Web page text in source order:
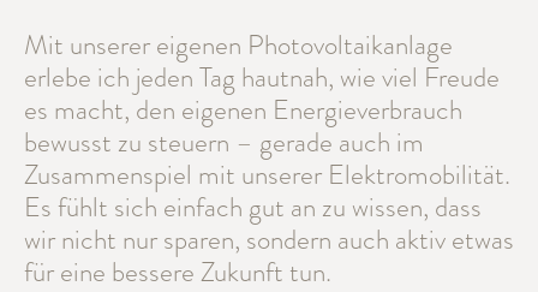
Mit unserer eigenen Photovoltaikanlage
erlebe ich jeden Tag hautnah, wie viel Freude
es macht, den eigenen Energieverbrauch
bewusst zu steuern – gerade auch im
Zusammenspiel mit unserer Elektromobilität.
Es fühlt sich einfach gut an zu wissen, dass
wir nicht nur sparen, sondern auch aktiv etwas
für eine bessere Zukunft tun.